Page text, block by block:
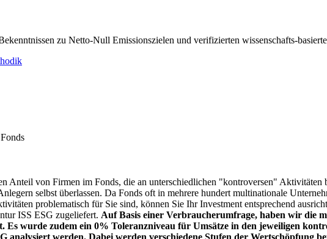
zu Netto-Null Emissionszielen und verifizierten wissenschafts-
Anteil von Firmen im Fonds, die an unterschiedlichen "kontroversen"
selbst überlassen. Da Fonds oft in mehrere hundert multinationale
problematisch für Sie sind, können Sie Ihr Investment entsprechend
ISS ESG zugeliefert. Auf Basis einer Verbraucherumfrage, haben wir die
Es wurde zudem ein 0% Toleranzniveau für Umsätze in den jeweiligen
analysiert werden. Dabei werden verschiedene Stufen der Wertschöpfung